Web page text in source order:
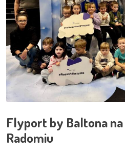
Flyport by Baltona
Radomiu